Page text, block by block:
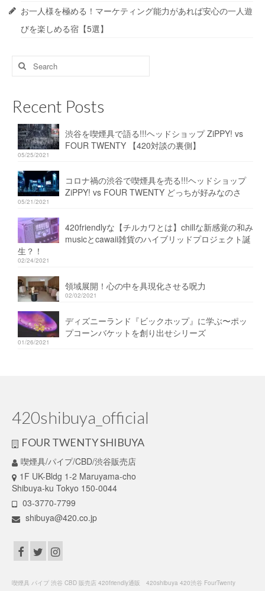
お一人様を極める！マーケティング能力があれば安心の一人遊
びを楽しめる宿【5選】
Search
for:
Recent Posts
渋谷を喫煙具で語る!!!ヘッドショップ ZiPPY! vs
FOUR TWENTY 【420対談の裏側】
05/25/2021
コロナ禍の渋谷で喫煙具を売る!!!ヘッドショップ
ZiPPY! vs FOUR TWENTY どっちが好みなのさ
05/21/2021
420friendlyな【チルカワとは】chillな新感覚の和み
musicとcawaii雑貨のハイブリッドプロジェクト誕
生？！
02/24/2021
領域展開！心の中を具現化させる呪力
02/02/2021
ディズニーランド『ビックホップ』に学ぶ〜ポッ
プコーンバケットを創り出せシリーズ
01/26/2021
420shibuya_official
FOUR TWENTY SHIBUYA
喫煙具/パイプ/CBD/渋谷販売店
1F UK-Bldg 1-2 Maruyama-cho
Shibuya-ku Tokyo 150-0044
03-3770-7799
shibuya@420.co.jp
喫煙具 パイプ 渋谷 CBD 販売店 420friendly通販 420shibuya 420渋谷 FourTwenty